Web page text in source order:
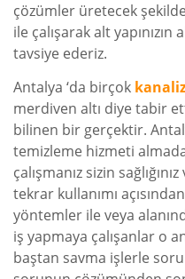
çözümler üretecek
ile çalışarak alt yapınızın
tavsiye ederiz.
Antalya ‘da birçok
merdiven altı diye tabir
bilinen bir gerçektir.
temizleme hizmeti
çalışmanız sizin
tekrar kullanımı
yöntemler ile veya
iş yapmaya çalışanlar o
baştan savma işlerle